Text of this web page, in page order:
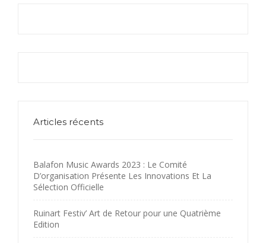
Articles récents
Balafon Music Awards 2023 : Le Comité
D’organisation Présente Les Innovations Et La
Sélection Officielle
Ruinart Festiv’ Art de Retour pour une Quatrième
Edition